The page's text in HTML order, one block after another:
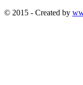
© 2015 - Created by